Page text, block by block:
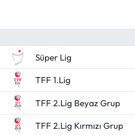
Süper Lig
TFF 1.Lig
TFF 2.Lig Beyaz Grup
TFF 2.Lig Kırmızı Grup
TURİZM
YAŞAM
RESMİ İLANLAR